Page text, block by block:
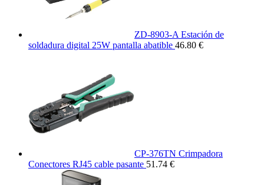
ZD-8903-A Estación de
soldadura digital 25W pantalla abatible 46.80 €
CP-376TN Crimpadora
Conectores RJ45 cable pasante 51.74 €